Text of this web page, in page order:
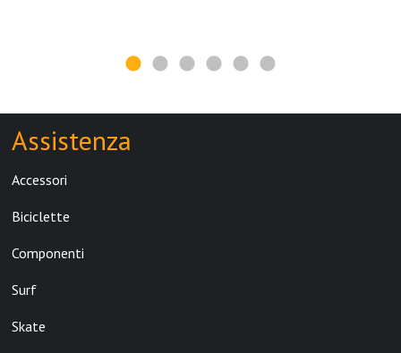
Assistenza
Accessori
Biciclette
Componenti
Surf
Skate